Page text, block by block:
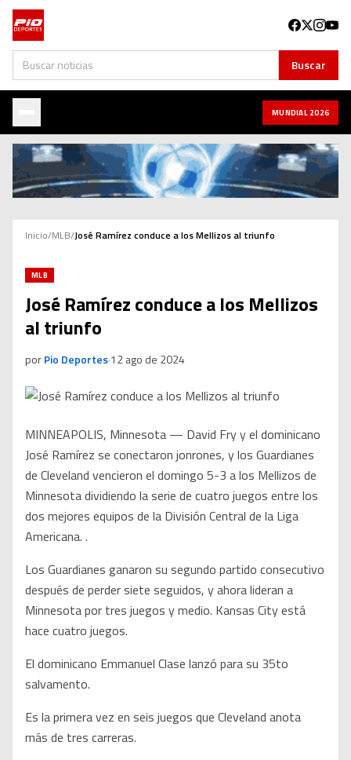
Buscar Buscar
MUNDIAL 2026
Inicio/MLB/José Ramírez conduce a los Mellizos al triunfo
MLB
José Ramírez conduce a los Mellizos
al triunfo
porPio Deportes·12 ago de 2024
MINNEAPOLIS, Minnesota — David Fry y el dominicano
José Ramírez se conectaron jonrones, y los Guardianes
de Cleveland vencieron el domingo 5-3 a los Mellizos de
Minnesota dividiendo la serie de cuatro juegos entre los
dos mejores equipos de la División Central de la Liga
Americana. .
Los Guardianes ganaron su segundo partido consecutivo
después de perder siete seguidos, y ahora lideran a
Minnesota por tres juegos y medio. Kansas City está
hace cuatro juegos.
El dominicano Emmanuel Clase lanzó para su 35to
salvamento.
Es la primera vez en seis juegos que Cleveland anota
más de tres carreras.